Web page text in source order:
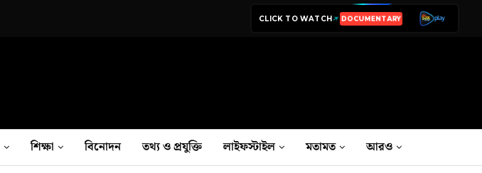
CLICK TO WATCH DOCUMENTARY
শিক্ষা বিনোদন তথ‍্য ও প্রযুক্তি লাইফস্টাইল মতামত আরও